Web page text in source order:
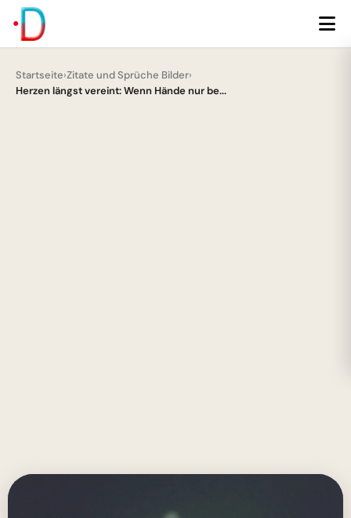
Startseite›Zitate und Sprüche Bilder›
Herzen längst vereint: Wenn Hände nur be...